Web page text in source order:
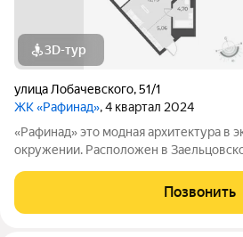
3D-тур
улица Лобачевского,51/1
ЖК «Рафинад», 4 квартал 2024
«Рафинад» это модная архитектура в экологическом
окружении. Расположен в
остеклённые лоджии, корзина для
Рядом: два озера, фермерский рынок,
Позвонить